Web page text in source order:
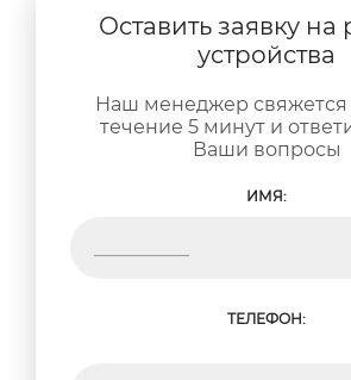
Оставить заявку на
устройства
Наш менеджер свяжется
течение 5 минут и
Ваши вопросы
ИМЯ:
ТЕЛЕФОН: